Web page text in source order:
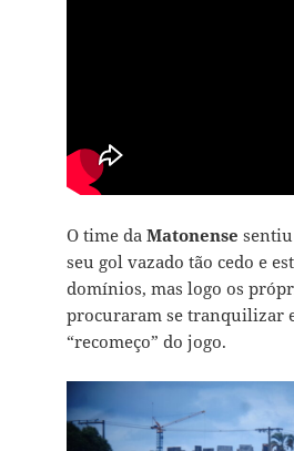
O time da Matonense
seu gol vazado tão cedo e
domínios, mas logo os
procuraram se tranquilizar
“recomeço” do jogo.